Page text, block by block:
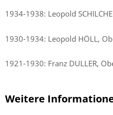
1934-1938: Leopold
1930-1934: Leopold HÖLL,
1921-1930: Franz DULLER,
Weitere